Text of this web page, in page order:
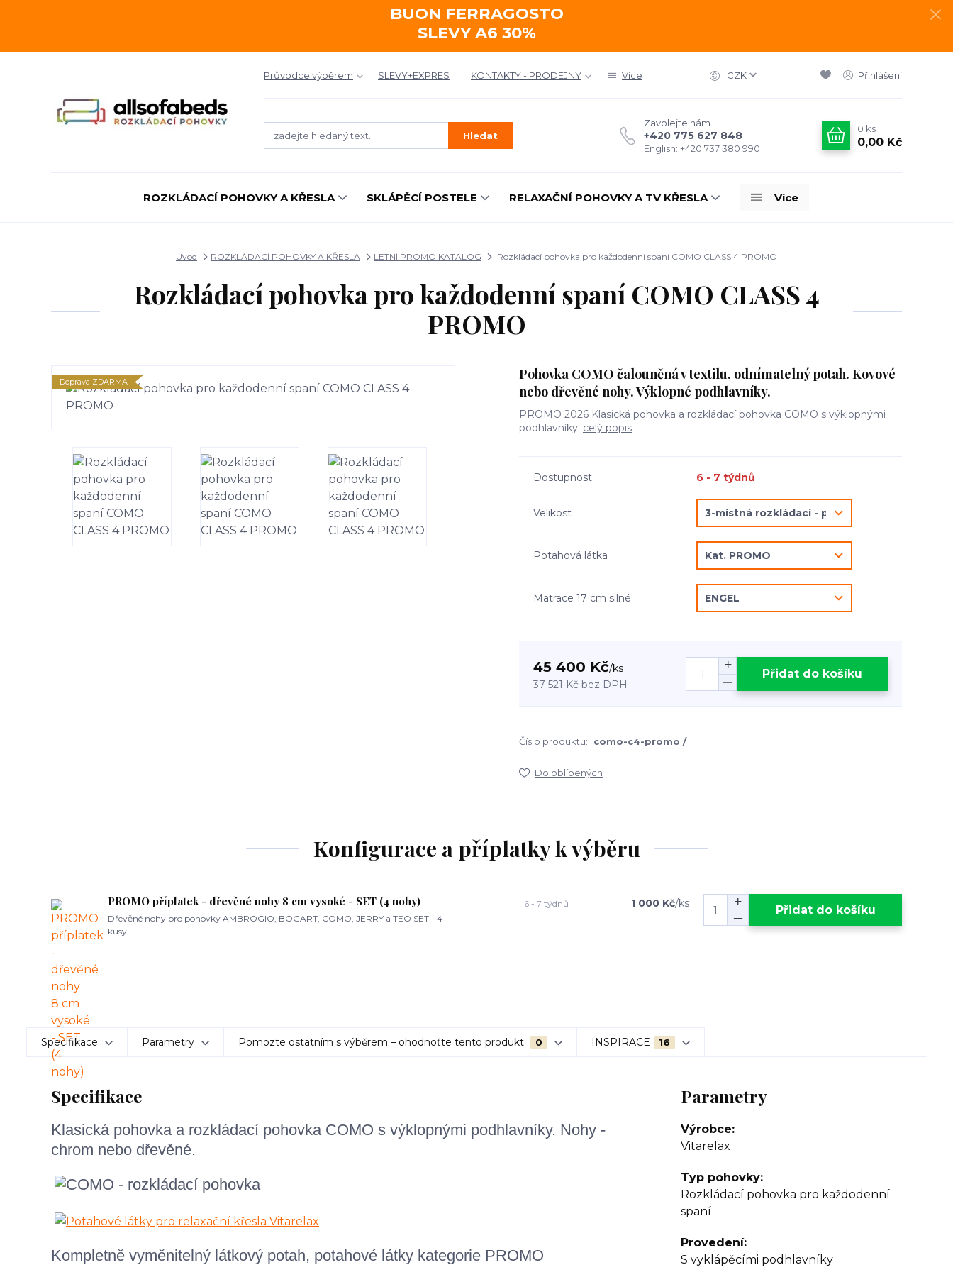
BUON FERRAGOSTO
SLEVY A6 30%
Průvodce výběrem SLEVY+EXPRES KONTAKTY - PRODEJNY Více CZK Přihlášení
Hledat
Zavolejte nám.
+420 775 627 848
English: +420 737 380 990
0 ks
0,00 Kč
ROZKLÁDACÍ POHOVKY A KŘESLA SKLÁPĚCÍ POSTELE RELAXAČNÍ POHOVKY A TV KŘESLA Více
Úvod ROZKLÁDACÍ POHOVKY A KŘESLA LETNÍ PROMO KATALOG Rozkládací pohovka pro každodenní spaní COMO CLASS 4 PROMO
Rozkládací pohovka pro každodenní spaní COMO CLASS 4
PROMO
Doprava ZDARMA
Pohovka COMO čalouněná v textilu, odnímatelný potah. Kovové
nebo dřevěné nohy. Výklopné podhlavníky.
PROMO 2026 Klasická pohovka a rozkládací pohovka COMO s výklopnými
podhlavníky. celý popis
Dostupnost 6 - 7 týdnů
Velikost
Potahová látka
Matrace 17 cm silné
45 400 Kč/ks
37 521 Kč bez DPH
Přidat do košíku
Číslo produktu: como-c4-promo /
Do oblíbených
Konfigurace a příplatky k výběru
PROMO příplatek - dřevěné nohy 8 cm vysoké - SET (4 nohy)
Dřevěné nohy pro pohovky AMBROGIO, BOGART, COMO, JERRY a TEO SET - 4
kusy
1 000 Kč/ks
6 - 7 týdnů Přidat do košíku
Specifikace Parametry Pomozte ostatním s výběrem – ohodnoťte tento produkt 0 INSPIRACE 16
Specifikace
Klasická pohovka a rozkládací pohovka COMO s výklopnými podhlavníky. Nohy -
chrom nebo dřevěné.
Kompletně vyměnitelný látkový potah, potahové látky kategorie PROMO
Parametry
Výrobce
Vitarelax
Typ pohovky
Rozkládací pohovka pro každodenní
spaní
Provedení
S vyklápěcími podhlavníky